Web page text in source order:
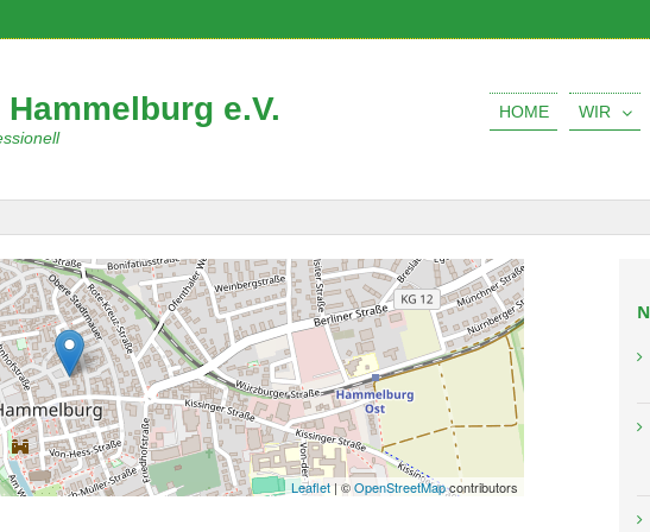
e.V. HOME WIR
Leaflet | ©OpenStreetMapcontributors